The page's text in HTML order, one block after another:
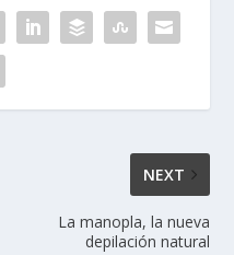
NEXT
La manopla, la nueva
depilación natural